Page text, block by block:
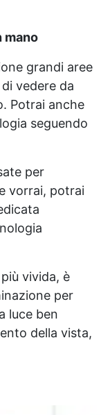
mano
grandi aree
vedere da
Potrai anche
seguendo
per
vorrai, potrai
vivida, è
per
luce ben
della vista,